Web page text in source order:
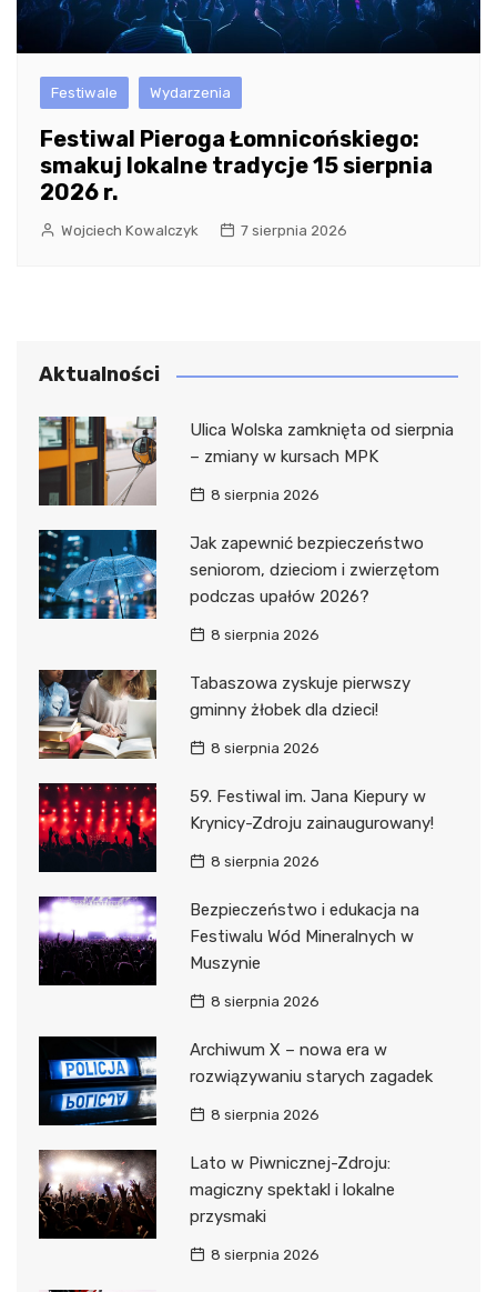
Festiwale Wydarzenia
Festiwal Pieroga Łomnicońskiego:
smakuj lokalne tradycje 15 sierpnia
2026 r.
Wojciech Kowalczyk 7 sierpnia 2026
Aktualności
Ulica Wolska zamknięta od sierpnia
– zmiany w kursach MPK
8 sierpnia 2026
Jak zapewnić bezpieczeństwo
seniorom, dzieciom i zwierzętom
podczas upałów 2026?
8 sierpnia 2026
Tabaszowa zyskuje pierwszy
gminny żłobek dla dzieci!
8 sierpnia 2026
59. Festiwal im. Jana Kiepury w
Krynicy-Zdroju zainaugurowany!
8 sierpnia 2026
Bezpieczeństwo i edukacja na
Festiwalu Wód Mineralnych w
Muszynie
8 sierpnia 2026
Archiwum X – nowa era w
rozwiązywaniu starych zagadek
8 sierpnia 2026
Lato w Piwnicznej-Zdroju:
magiczny spektakl i lokalne
przysmaki
8 sierpnia 2026